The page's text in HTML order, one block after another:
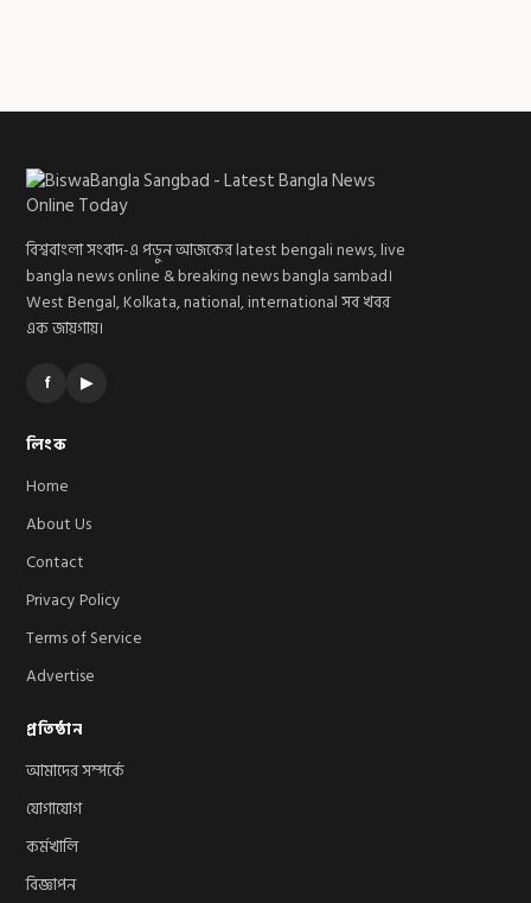
বিশ্ববাংলা সংবাদ-এ পড়ুন আজকের latest bengali news, live
bangla news online & breaking news bangla sambad।
West Bengal, Kolkata, national, international সব খবর
এক জায়গায়।
f ▶
লিংক
Home
About Us
Contact
Privacy Policy
Terms of Service
Advertise
প্রতিষ্ঠান
আমাদের সম্পর্কে
যোগাযোগ
কর্মখালি
বিজ্ঞাপন